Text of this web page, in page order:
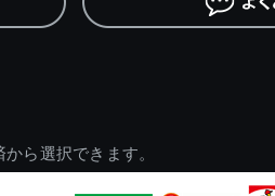
ら選択できます。